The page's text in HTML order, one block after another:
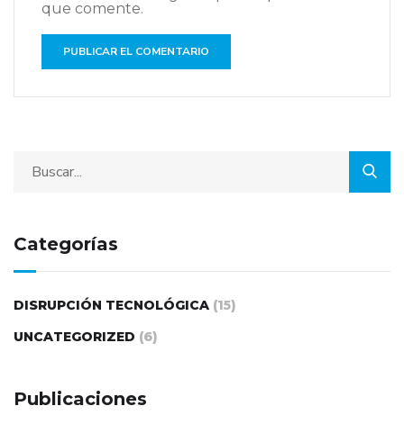
que comente.
Categorías
DISRUPCIÓN TECNOLÓGICA (15)
UNCATEGORIZED (6)
Publicaciones